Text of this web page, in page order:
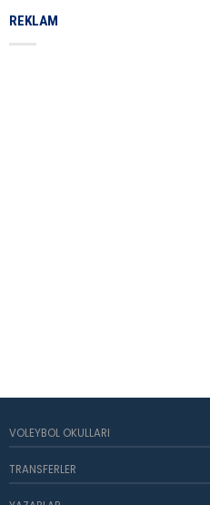
REKLAM
VOLEYBOL OKULLARI
TRANSFERLER